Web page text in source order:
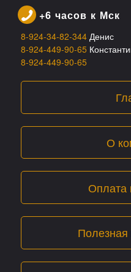
+6 часов к Мск
8-924-34-82-344 Денис
8-924-449-90-65
8-924-449-90-65
О
Оплата